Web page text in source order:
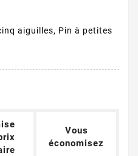
aiguilles, Pin à petites
Vous
économisez